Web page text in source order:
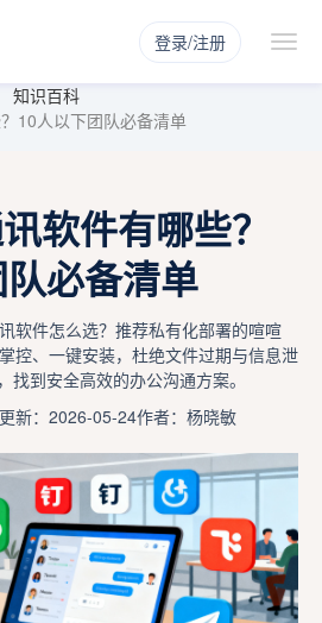
登录/注册
知识百科
10人以下团队必备清单
软件有哪些？
必备清单
软件怎么选？推荐私有化部署的喧喧
控、一键安装，杜绝文件过期与信息泄
找到安全高效的办公沟通方案。
新：2026-05-24作者：杨晓敏